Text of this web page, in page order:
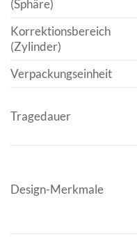
(Sphäre)
Korrektionsbereich
(Zylinder)
Verpackungseinheit
Tragedauer
Design-Merkmale